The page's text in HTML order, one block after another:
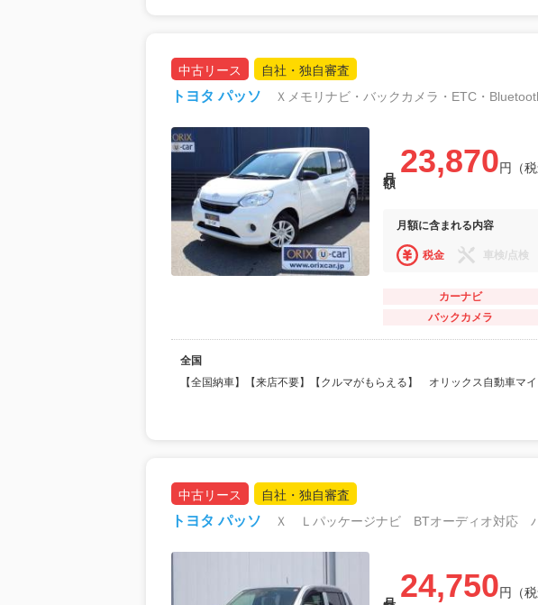
中古リース 自社・独自審査
トヨタ パッソ Ｘメモリナビ・バックカメラ・ETC・
23,870円（税
月額に含まれる内容
税金 車検/点検
カーナビ
バックカメラ
全国
【全国納車】【来店不要】【クルマがもらえる】 オリックス自動車マ
中古リース 自社・独自審査
トヨタ パッソ Ｘ Ｌパッケージナビ BTオーディオ対応
24,750円（税